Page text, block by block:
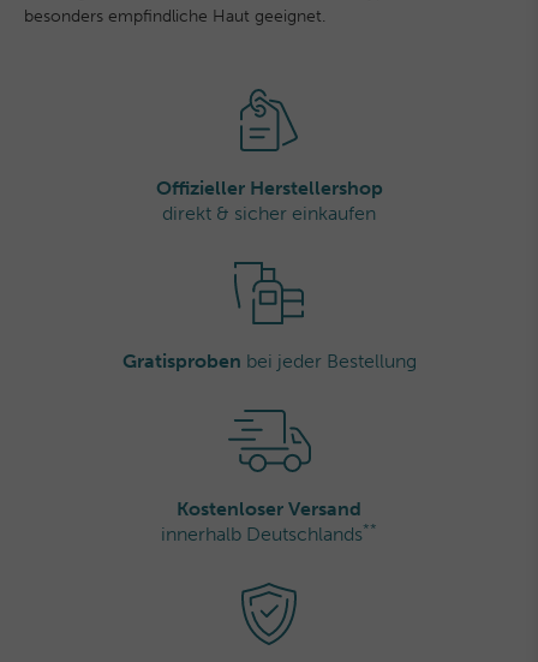
besonders empfindliche Haut geeignet.
Offizieller Herstellershop
direkt & sicher einkaufen
Gratisproben bei jeder Bestellung
Kostenloser Versand
innerhalb Deutschlands**